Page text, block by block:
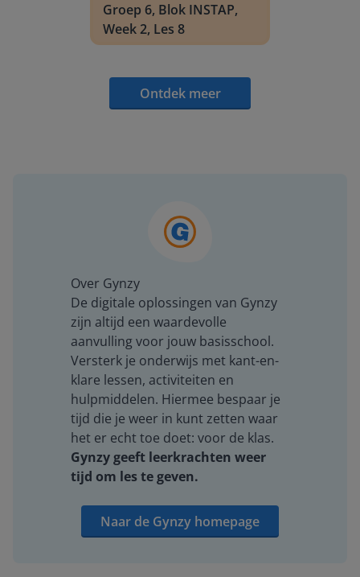
Groep 6, Blok INSTAP,
Week 2, Les 8
Ontdek meer
Over Gynzy
De digitale oplossingen van Gynzy
zijn altijd een waardevolle
aanvulling voor jouw basisschool.
Versterk je onderwijs met kant-en-
klare lessen, activiteiten en
hulpmiddelen. Hiermee bespaar je
tijd die je weer in kunt zetten waar
het er echt toe doet: voor de klas.
Gynzy geeft leerkrachten weer
tijd om les te geven.
Naar de Gynzy homepage